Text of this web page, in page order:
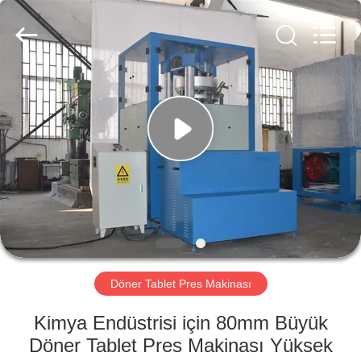
EV
ÜRÜN:%
S
HAKKIMIZDA
FABRIKA
KALITE
Changzhou
Chenguang
Machinery
Co.,
Rights
Reserved.
Döner Tablet Pres Makinası
Kimya Endüstrisi için 80mm Büyük
Döner Tablet Pres Makinası Yüksek